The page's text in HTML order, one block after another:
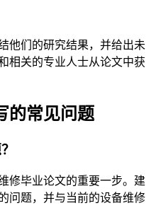
他们的研究结果，并给出未
相关的专业人士从论文中获
的常见问题
修毕业论文的重要一步。建
问题，并与当前的设备维修